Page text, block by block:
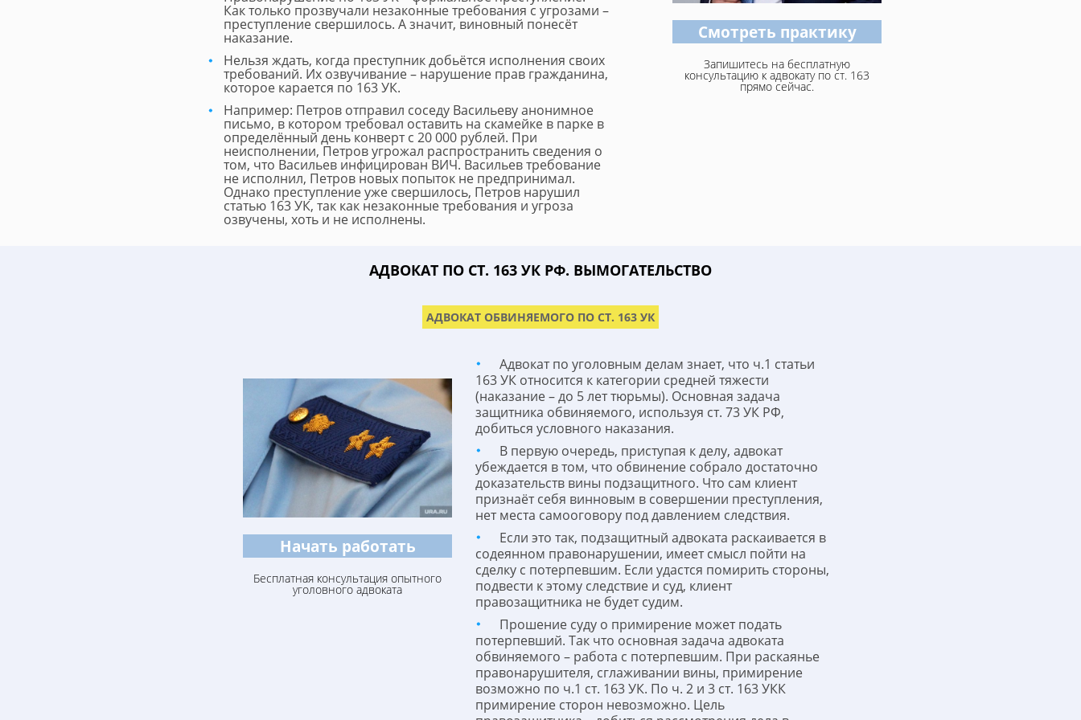
Как только прозвучали незаконные требования с угрозами –
преступление свершилось. А значит, виновный понесёт
наказание.
Нельзя ждать, когда преступник добьётся исполнения своих
требований. Их озвучивание – нарушение прав гражданина,
которое карается по 163 УК.
Например: Петров отправил соседу Васильеву анонимное
письмо, в котором требовал оставить на скамейке в парке в
определённый день конверт с 20 000 рублей. При
неисполнении, Петров угрожал распространить сведения о
том, что Васильев инфицирован ВИЧ. Васильев требование
не исполнил, Петров новых попыток не предпринимал.
Однако преступление уже свершилось, Петров нарушил
статью 163 УК, так как незаконные требования и угроза
озвучены, хоть и не исполнены.
Смотреть практику
Запишитесь на бесплатную
консультацию к адвокату по ст. 163
прямо сейчас.
АДВОКАТ ПО СТ. 163 УК РФ. ВЫМОГАТЕЛЬСТВО
АДВОКАТ ОБВИНЯЕМОГО ПО СТ. 163 УК
Начать работать
Бесплатная консультация опытного
уголовного адвоката
Адвокат по уголовным делам знает, что ч.1 статьи
163 УК относится к категории средней тяжести
(наказание – до 5 лет тюрьмы). Основная задача
защитника обвиняемого, используя ст. 73 УК РФ,
добиться условного наказания.
В первую очередь, приступая к делу, адвокат
убеждается в том, что обвинение собрало достаточно
доказательств вины подзащитного. Что сам клиент
признаёт себя винновым в совершении преступления,
нет места самооговору под давлением следствия.
Если это так, подзащитный адвоката раскаивается в
содеянном правонарушении, имеет смысл пойти на
сделку с потерпевшим. Если удастся помирить стороны,
подвести к этому следствие и суд, клиент
правозащитника не будет судим.
Прошение суду о примирение может подать
потерпевший. Так что основная задача адвоката
обвиняемого – работа с потерпевшим. При раскаянье
правонарушителя, сглаживании вины, примирение
возможно по ч.1 ст. 163 УК. По ч. 2 и 3 ст. 163 УКК
примирение сторон невозможно. Цель